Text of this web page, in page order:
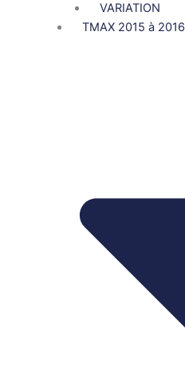
VARIATION
TMAX 2015 à 2016